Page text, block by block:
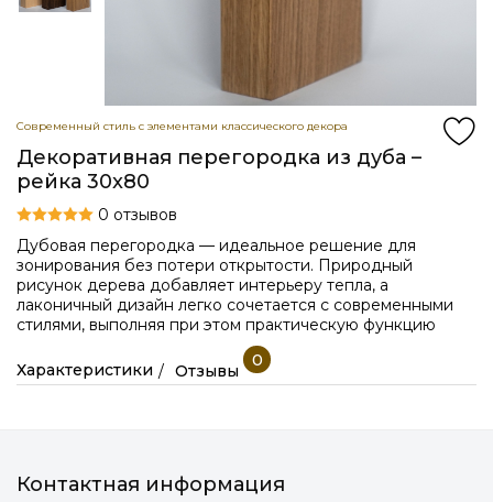
Современный стиль с элементами классического декора
Декоративная перегородка из дуба –
рейка 30x80
0 отзывов
Дубовая перегородка — идеальное решение для
зонирования без потери открытости. Природный
рисунок дерева добавляет интерьеру тепла, а
лаконичный дизайн легко сочетается с современными
стилями, выполняя при этом практическую функцию
Характеристики Отзывы
0
Контактная информация